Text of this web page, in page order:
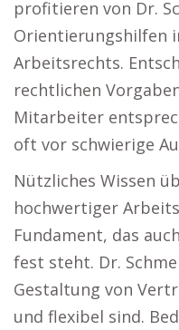
profitieren von Dr.
Orientierungshilfen
Arbeitsrechts.
rechtlichen
Mitarbeiter
oft vor schwierige
Nützliches Wissen
hochwertiger
Fundament, das
fest steht. Dr.
Gestaltung von
und flexibel sind.